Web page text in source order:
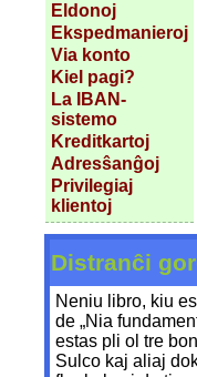
Eldonoj
Ekspedmanieroj
Via konto
Kiel pagi?
La IBAN-
sistemo
Kreditkartoj
Adresŝanĝoj
Privilegiaj
klientoj
Distranĉi
Neniu libro, kiu
de „Nia
estas pli ol tre
Sulco kaj aliaj